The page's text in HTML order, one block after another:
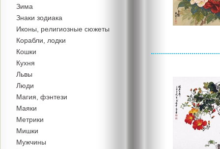
Зима
Знаки зодиака
Иконы, религиозные сюжеты
Корабли, лодки
Кошки
Кухня
Львы
Люди
Магия, фэнтези
Маяки
Метрики
Мишки
Мужчины